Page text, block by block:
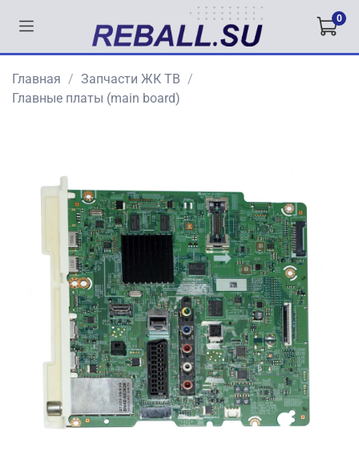
0
Главная
Запчасти ЖК ТВ
Главные платы (main board)